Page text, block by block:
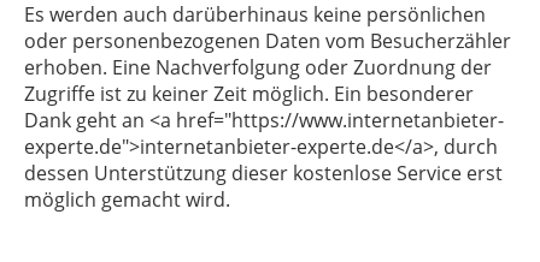
Es werden auch darüberhinaus keine persönlichen
oder personenbezogenen Daten vom Besucherzähler
erhoben. Eine Nachverfolgung oder Zuordnung der
Zugriffe ist zu keiner Zeit möglich. Ein besonderer
Dank geht an <a href="https://www.internetanbieter-
experte.de">internetanbieter-experte.de</a>, durch
dessen Unterstützung dieser kostenlose Service erst
möglich gemacht wird.